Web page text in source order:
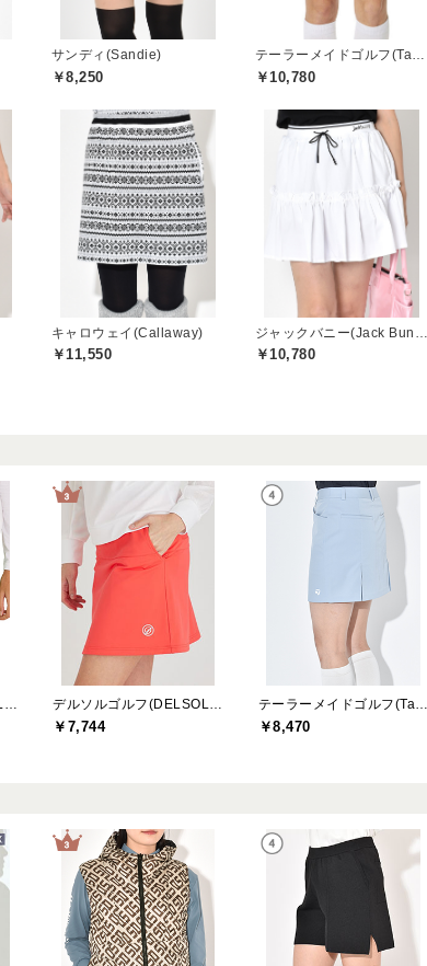
サンディ(Sandie)
￥8,250
テーラーメイドゴルフ(TaylorMade Golf)
￥10,780
キャロウェイ(Callaway)
￥11,550 ￥10,780
￥7,744 ￥8,470